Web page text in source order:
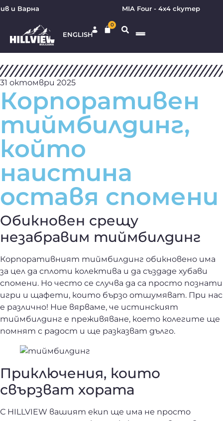
и Варна MIA Four - 4х4 скутер
ENGLISH
0
31 октомври 2025
Корпоративен
тиймбилдинг,
който
наистина
оставя спомени
Обикновен срещу
незабравим тиймбилдинг
Корпоративният тиймбилдинг обикновено има
за цел да сплоти колектива и да създаде хубави
спомени. Но често се случва да са просто познати
игри и щафети, които бързо отшумяват. При нас
е различно! Ние вярваме, че истинският
тиймбилдинг е преживяване, което колегите ще
помнят с радост и ще разказват дълго.
Приключения, които
свързват хората
С HILLVIEW вашият екип ще има не просто